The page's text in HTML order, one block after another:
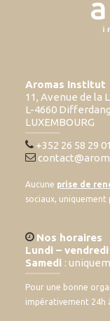
Aromas Institut
11, Avenue de la
L-4660
LUXEMBOURG
+352 26 58 29 01
Aucune prise de
sociaux,
Nos horaires
Lundi – vendredi
Samedi :
Pour une bonne
impérativement 24h